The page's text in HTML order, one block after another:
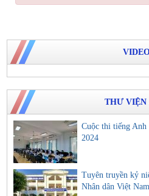
THƯ VIỆN
Cuộc thi tiếng Anh
2024
Tuyên truyền kỷ
Nhân dân Việt Nam